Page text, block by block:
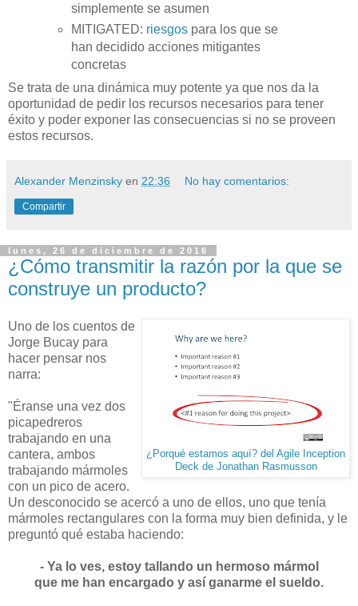
simplemente se asumen
MITIGATED: riesgos para los que se
han decidido acciones mitigantes
concretas
Se trata de una dinámica muy potente ya que nos da la
oportunidad de pedir los recursos necesarios para tener
éxito y poder exponer las consecuencias si no se proveen
estos recursos.
Alexander Menzinsky en 22:36 No hay comentarios:
Compartir
lunes, 26 de diciembre de 2016
¿Cómo transmitir la razón por la que se
construye un producto?
¿Porqué estamos aquí? del Agile Inception
Deck de Jonathan Rasmusson
Uno de los cuentos de
Jorge Bucay para
hacer pensar nos
narra:
"Éranse una vez dos
picapedreros
trabajando en una
cantera, ambos
trabajando mármoles
con un pico de acero.
Un desconocido se acercó a uno de ellos, uno que tenía
mármoles rectangulares con la forma muy bien definida, y le
preguntó qué estaba haciendo:
- Ya lo ves, estoy tallando un hermoso mármol
que me han encargado y así ganarme el sueldo.